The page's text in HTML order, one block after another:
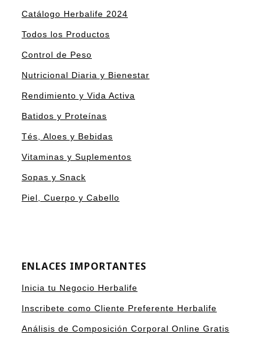
Catálogo Herbalife 2024
Todos los Productos
Control de Peso
Nutricional Diaria y Bienestar
Rendimiento y Vida Activa
Batidos y Proteínas
Tés, Aloes y Bebidas
Vitaminas y Suplementos
Sopas y Snack
Piel, Cuerpo y Cabello
ENLACES IMPORTANTES
Inicia tu Negocio Herbalife
Inscribete como Cliente Preferente Herbalife
Análisis de Composición Corporal Online Gratis